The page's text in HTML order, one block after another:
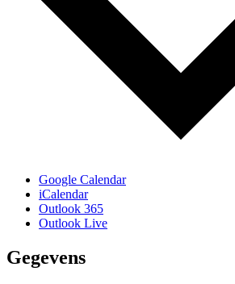
Google Calendar
iCalendar
Outlook 365
Outlook Live
Gegevens